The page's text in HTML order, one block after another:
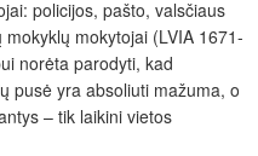
policijos, pašto, valsčiaus
mokytojai (LVIA 1671-
norėta parodyti, kad
pusė yra absoliuti mažuma, o
– tik laikini vietos